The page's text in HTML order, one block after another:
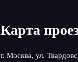
Карта
г. Москва, ул.